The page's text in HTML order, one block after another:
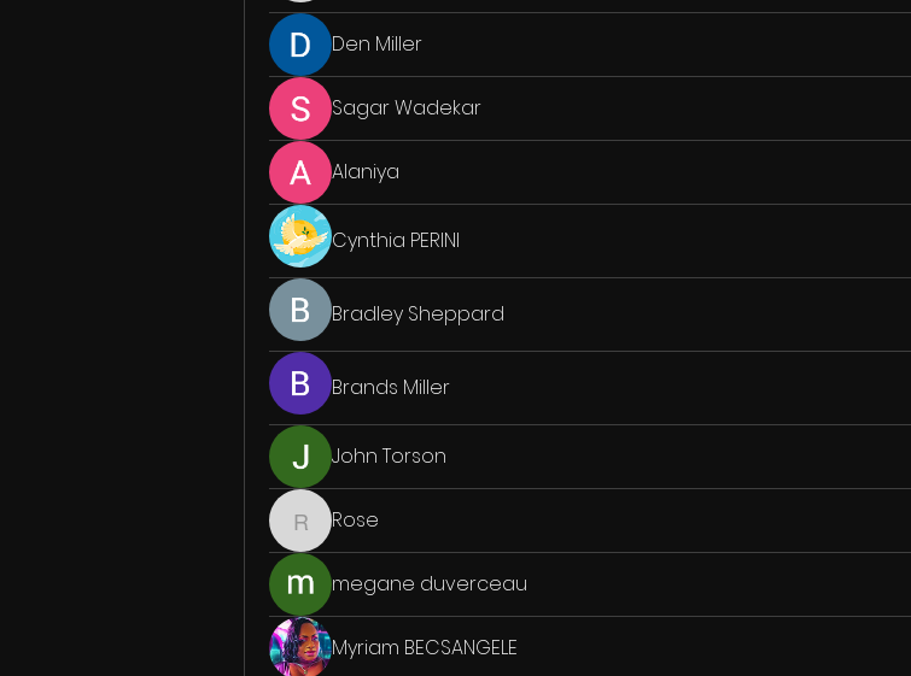
Den Miller
Sagar Wadekar
Alaniya
Cynthia PERINI
Bradley Sheppard
Brands Miller
John Torson
RoseRose
megane duverceau
Myriam BECSANGELE